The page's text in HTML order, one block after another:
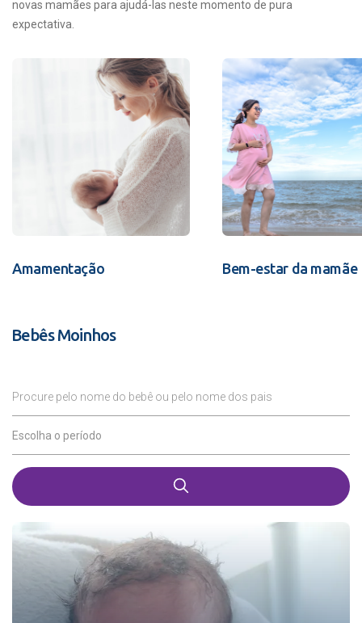
novas mamães para ajudá-las neste momento de pura
expectativa.
Amamentação Bem-estar da mamãe
Bebês Moinhos
Procure pelo nome do bebê ou pelo nome dos pais
Escolha o período